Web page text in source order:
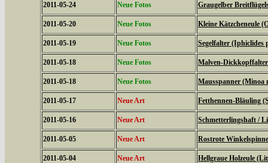
2011-05-24 Neue Fotos Graugelber
2011-05-20 Neue Fotos Kleine Kätzcheneule
2011-05-19 Neue Fotos Segelfalter (Iphiclides
2011-05-18 Neue Fotos Malven-
2011-05-18 Neue Fotos Mausspanner (Minoa
2011-05-17 Neue Art Fetthennen-Bläuling
2011-05-16 Neue Art Schmetterlingshaft /
2011-05-05 Neue Art Rostrote
2011-05-04 Neue Art Hellgraue Holzeule